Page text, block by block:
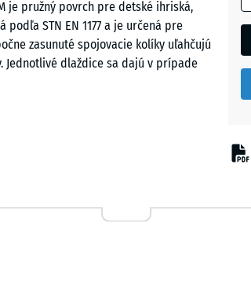
je pružný povrch pre detské ihriská,
STN EN 1177 a je určená pre
zasunuté spojovacie kolíky uľahčujú
Jednotlivé dlaždice sa dajú v prípade
zariadeniach, najmä tam, kde